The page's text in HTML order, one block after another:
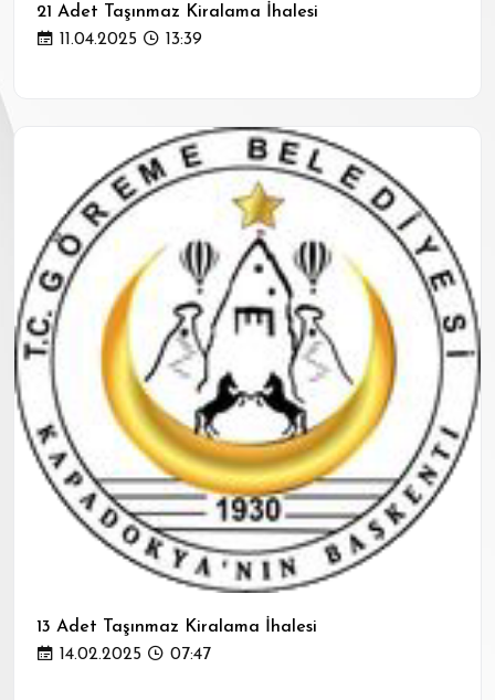
21 Adet Taşınmaz Kiralama İhalesi
11.04.2025
13:39
13 Adet Taşınmaz Kiralama İhalesi
14.02.2025
07:47